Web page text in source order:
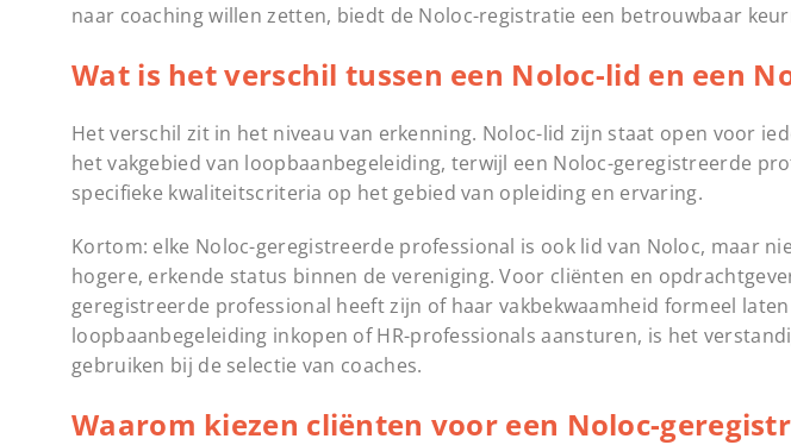
naar coaching willen zetten, biedt de Noloc-registratie een betrouwbaar
Wat is het verschil tussen een Noloc-lid en een
Het verschil zit in het niveau van erkenning. Noloc-lid zijn staat open voor
het vakgebied van loopbaanbegeleiding, terwijl een Noloc-geregistreerde
specifieke kwaliteitscriteria op het gebied van opleiding en ervaring.
Kortom: elke Noloc-geregistreerde professional is ook lid van Noloc, maar
hogere, erkende status binnen de vereniging. Voor cliënten en
geregistreerde professional heeft zijn of haar vakbekwaamheid formeel
loopbaanbegeleiding inkopen of HR-professionals aansturen, is het
gebruiken bij de selectie van coaches.
Waarom kiezen cliënten voor een Noloc-